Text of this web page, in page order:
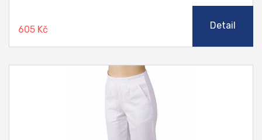
605 Kč Detail